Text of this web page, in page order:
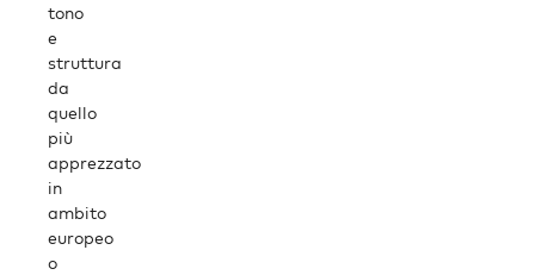
tono
e
struttura
da
quello
più
apprezzato
in
ambito
europeo
o